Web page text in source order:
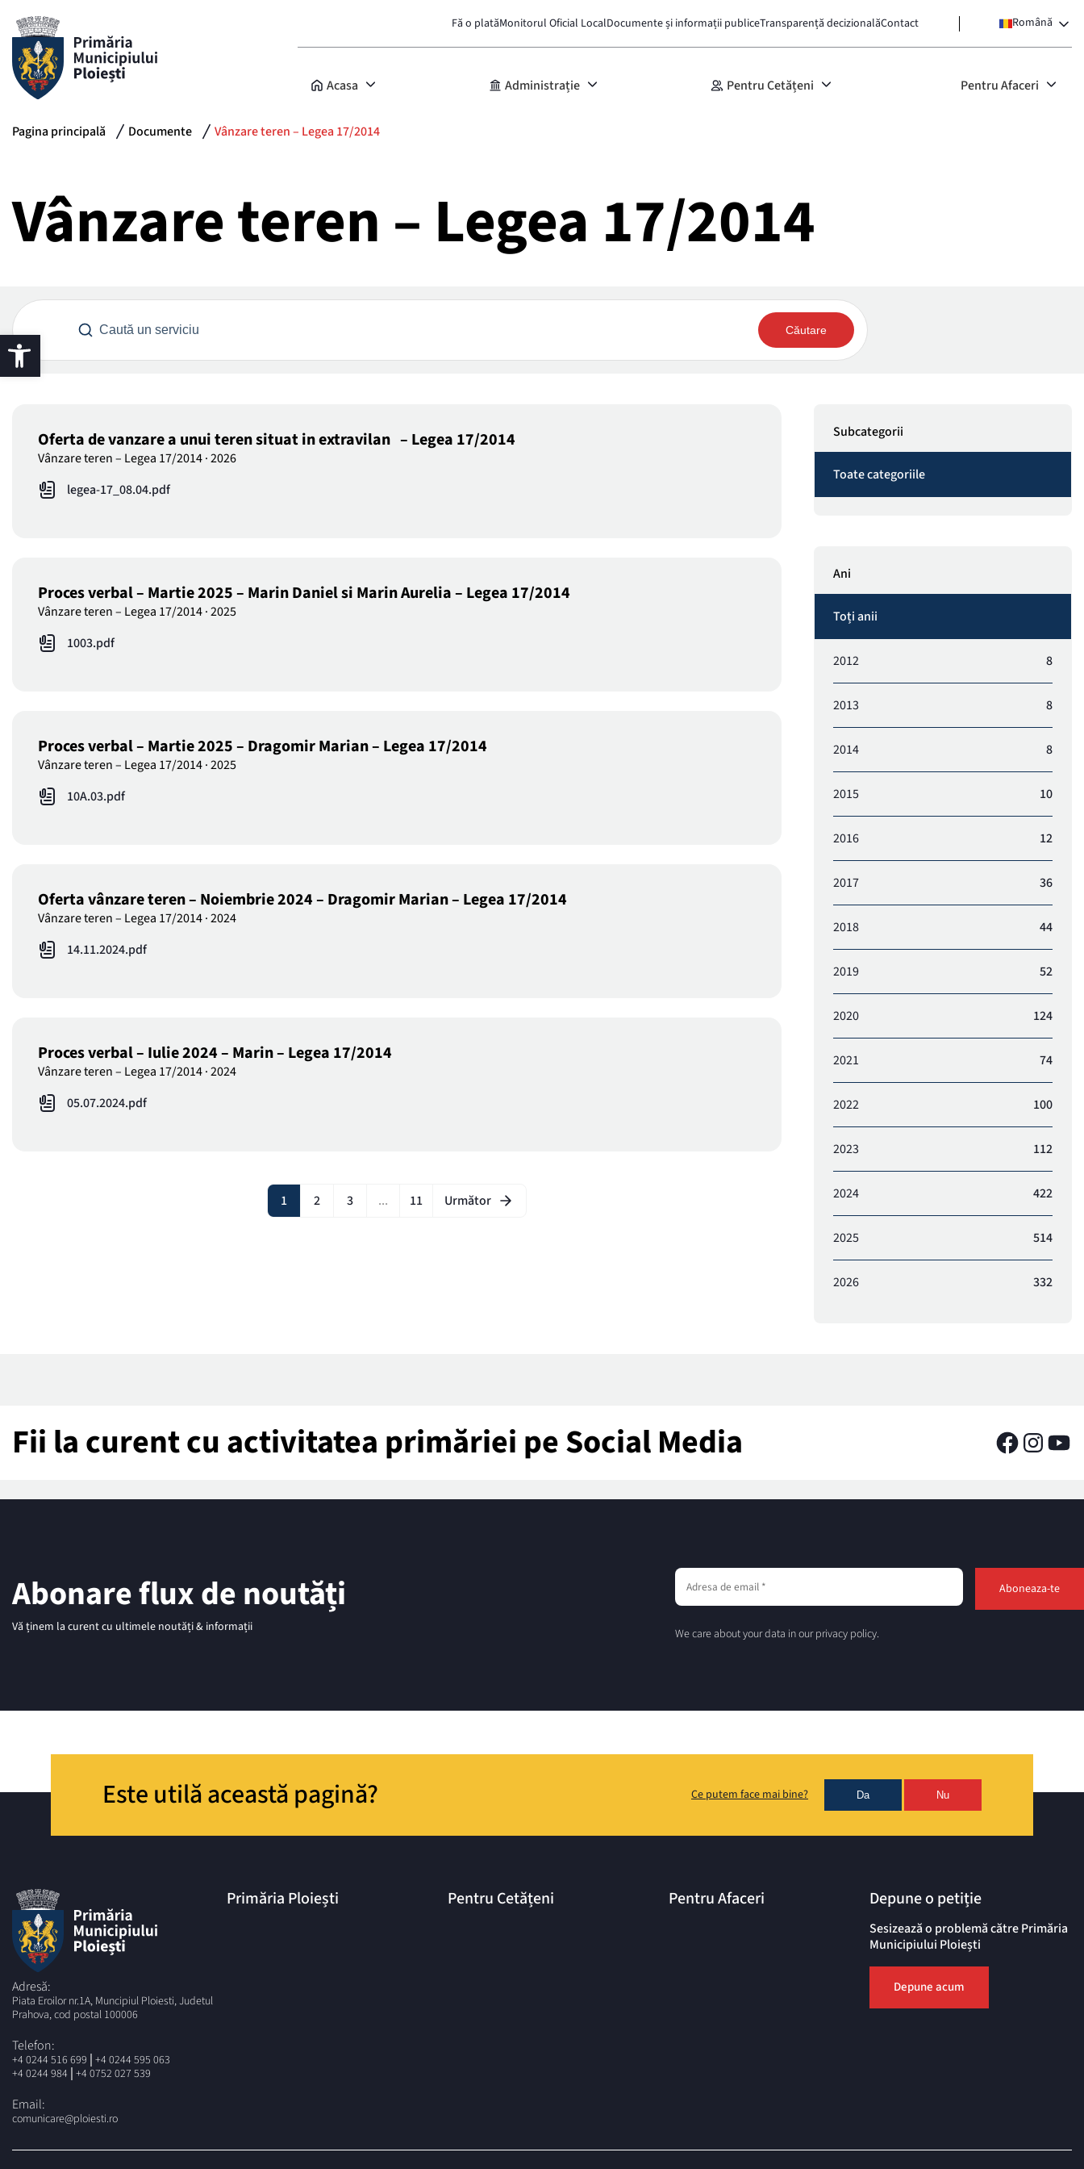
Fă o platăMonitorul Oficial LocalDocumente și informații publiceTransparență decizionalăContact Română
Acasa Administrație Pentru Cetățeni Pentru Afaceri
Pagina principală Documente Vânzare teren – Legea 17/2014
Vânzare teren – Legea 17/2014
Căutare
Oferta de vanzare a unui teren situat in extravilan – Legea 17/2014
Vânzare teren – Legea 17/2014·2026
legea-17_08.04.pdf
Proces verbal – Martie 2025 – Marin Daniel si Marin Aurelia – Legea 17/2014
Vânzare teren – Legea 17/2014·2025
1003.pdf
Proces verbal – Martie 2025 – Dragomir Marian – Legea 17/2014
Vânzare teren – Legea 17/2014·2025
10A.03.pdf
Oferta vânzare teren – Noiembrie 2024 – Dragomir Marian – Legea 17/2014
Vânzare teren – Legea 17/2014·2024
14.11.2024.pdf
Proces verbal – Iulie 2024 – Marin – Legea 17/2014
Vânzare teren – Legea 17/2014·2024
05.07.2024.pdf
1 2 3 ... 11 Următor
Subcategorii
Toate categoriile
Ani
Toți anii
2012 8
2013 8
2014 8
2015 10
2016 12
2017 36
2018 44
2019 52
2020 124
2021 74
2022 100
2023 112
2024 422
2025 514
2026 332
Fii la curent cu activitatea primăriei pe Social Media
Abonare flux de noutăți
Vă ținem la curent cu ultimele noutăți & informații We care about your data in our privacy policy.
Este utilă această pagină? Ce putem face mai bine? Da Nu
Adresă:
Piata Eroilor nr.1A, Muncipiul Ploiesti, Judetul
Prahova, cod postal 100006
Telefon:
+4 0244 516 699 | +4 0244 595 063
+4 0244 984 | +4 0752 027 539
Email:
comunicare@ploiesti.ro
Primăria Ploiești Pentru Cetățeni Pentru Afaceri Depune o petiție
Sesizează o problemă către Primăria
Municipiului Ploiești
Depune acum